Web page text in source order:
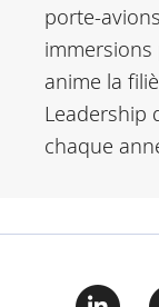
porte-
anime la
Leadership
chaque